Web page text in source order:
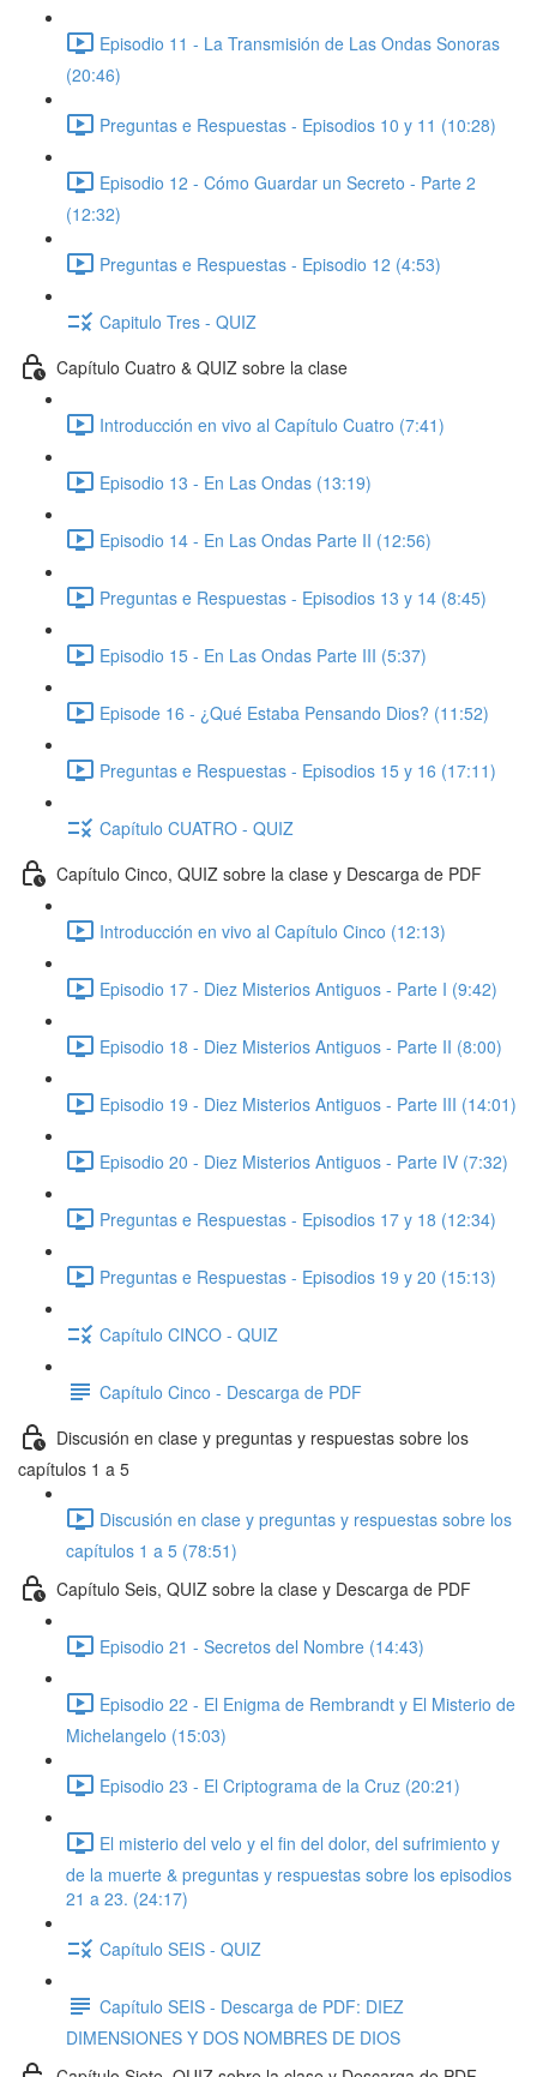
Episodio 11 - La Transmisión de Las Ondas Sonoras
(20:46)
Preguntas e Respuestas - Episodios 10 y 11 (10:28)
Episodio 12 - Cómo Guardar un Secreto - Parte 2
(12:32)
Preguntas e Respuestas - Episodio 12 (4:53)
Capitulo Tres - QUIZ
Capítulo Cuatro & QUIZ sobre la clase
Introducción en vivo al Capítulo Cuatro (7:41)
Episodio 13 - En Las Ondas (13:19)
Episodio 14 - En Las Ondas Parte II (12:56)
Preguntas e Respuestas - Episodios 13 y 14 (8:45)
Episodio 15 - En Las Ondas Parte III (5:37)
Episode 16 - ¿Qué Estaba Pensando Dios? (11:52)
Preguntas e Respuestas - Episodios 15 y 16 (17:11)
Capítulo CUATRO - QUIZ
Capítulo Cinco, QUIZ sobre la clase y Descarga de PDF
Introducción en vivo al Capítulo Cinco (12:13)
Episodio 17 - Diez Misterios Antiguos - Parte I (9:42)
Episodio 18 - Diez Misterios Antiguos - Parte II (8:00)
Episodio 19 - Diez Misterios Antiguos - Parte III (14:01)
Episodio 20 - Diez Misterios Antiguos - Parte IV (7:32)
Preguntas e Respuestas - Episodios 17 y 18 (12:34)
Preguntas e Respuestas - Episodios 19 y 20 (15:13)
Capítulo CINCO - QUIZ
Capítulo Cinco - Descarga de PDF
Discusión en clase y preguntas y respuestas sobre los
capítulos 1 a 5
Discusión en clase y preguntas y respuestas sobre los
capítulos 1 a 5 (78:51)
Capítulo Seis, QUIZ sobre la clase y Descarga de PDF
Episodio 21 - Secretos del Nombre (14:43)
Episodio 22 - El Enigma de Rembrandt y El Misterio de
Michelangelo (15:03)
Episodio 23 - El Criptograma de la Cruz (20:21)
El misterio del velo y el fin del dolor, del sufrimiento y
de la muerte & preguntas y respuestas sobre los episodios
21 a 23. (24:17)
Capítulo SEIS - QUIZ
Capítulo SEIS - Descarga de PDF: DIEZ
DIMENSIONES Y DOS NOMBRES DE DIOS